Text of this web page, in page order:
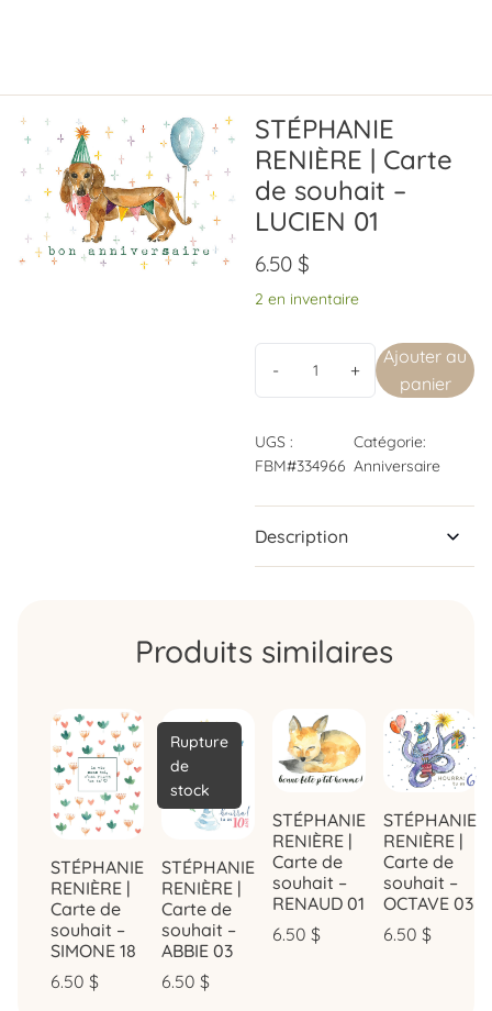
STÉPHANIE
RENIÈRE | Carte
de souhait –
LUCIEN 01
6.50$
2 en inventaire
Ajouter au
panier
UGS :
FBM#334966
Catégorie:
Anniversaire
Description
Produits similaires
STÉPHANIE
RENIÈRE |
Carte de
souhait –
SIMONE 18
6.50 $
Rupture
de
stock
STÉPHANIE
RENIÈRE |
Carte de
souhait –
ABBIE 03
6.50 $
STÉPHANIE
RENIÈRE |
Carte de
souhait –
RENAUD 01
6.50 $
STÉPHANIE
RENIÈRE |
Carte de
souhait –
OCTAVE 03
6.50 $